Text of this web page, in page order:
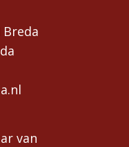
van